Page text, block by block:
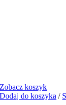
Zobacz koszyk
Dodaj do koszyka /